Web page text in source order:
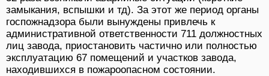
замыкания, вспышки и тд). За этот же период органы
госпожнадзора были вынуждены привлечь к
административной ответственности 711 должностных
лиц завода, приостановить частично или полностью
эксплуатацию 67 помещений и участков завода,
находившихся в пожароопасном состоянии.